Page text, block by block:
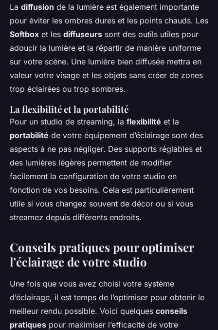
La diffusion de la lumière est également importante
pour éviter les ombres dures et les points chauds. Les
Softbox et les diffuseurs sont des outils utiles pour
adoucir la lumière et la répartir de manière uniforme
sur votre scène. Une lumière bien diffusée mettra en
valeur votre visage et les objets sans créer de zones
trop éclairées ou trop sombres.
La flexibilité et la portabilité
Pour un studio de streaming, la flexibilité et la
portabilité de votre équipement d’éclairage sont des
aspects à ne pas négliger. Des supports réglables et
des lumières légères permettent de modifier
facilement la configuration de votre studio en
fonction de vos besoins. Cela est particulièrement
utile si vous changez souvent de décor ou si vous
streamez depuis différents endroits.
Conseils pratiques pour optimiser
l’éclairage de votre studio
Une fois que vous avez choisi votre système
d’éclairage, il est temps de l’optimiser pour obtenir le
meilleur rendu possible. Voici quelques conseils
pratiques pour maximiser l’efficacité de votre